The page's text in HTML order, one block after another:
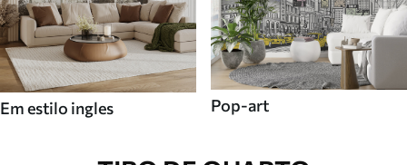
Em estilo ingles Pop-art